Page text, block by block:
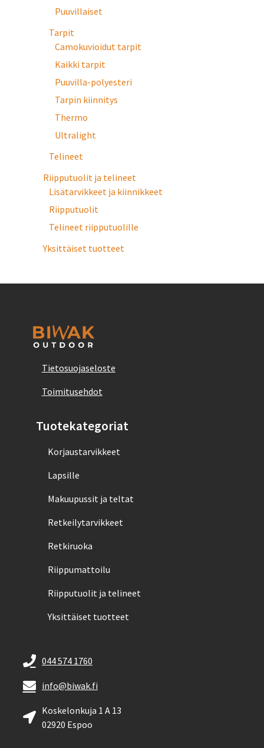
Puuvillaiset
Tarpit
Camokuvioidut tarpit
Kaikki tarpit
Puuvilla-polyesteri
Tarpin kiinnitys
Thermo
Ultralight
Telineet
Riipputuolit ja telineet
Lisätarvikkeet ja kiinnikkeet
Riipputuolit
Telineet riipputuolille
Yksittäiset tuotteet
Tietosuojaseloste
Toimitusehdot
Tuotekategoriat
Korjaustarvikkeet
Lapsille
Makuupussit ja teltat
Retkeilytarvikkeet
Retkiruoka
Riippumattoilu
Riipputuolit ja telineet
Yksittäiset tuotteet
044 574 1760
info@biwak.fi
Koskelonkuja 1 A 13
02920 Espoo